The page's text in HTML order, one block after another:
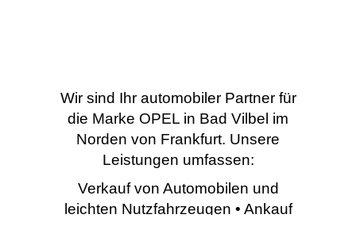
Wir sind Ihr automobiler Partner für
die Marke OPEL in Bad Vilbel im
Norden von Frankfurt. Unsere
Leistungen umfassen:
Verkauf von Automobilen und
leichten Nutzfahrzeugen • Ankauf